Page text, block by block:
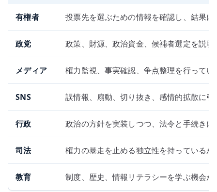
有権者 投票先を選ぶための情報を確認し、結果
政党 政策、財源、政治資金、候補者選定を説
メディア 権力監視、事実確認、争点整理を行ってい
SNS 誤情報、扇動、切り抜き、感情的拡散に
行政 政治の方針を実装しつつ、法令と手続き
司法 権力の暴走を止める独立性を持っているか
教育 制度、歴史、情報リテラシーを学ぶ機会が